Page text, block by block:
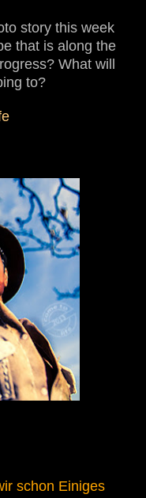
story this week
that is along the
What will
to?
schon Einiges